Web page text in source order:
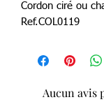
Cordon ciré ou
Ref.COL0119
Aucun avis